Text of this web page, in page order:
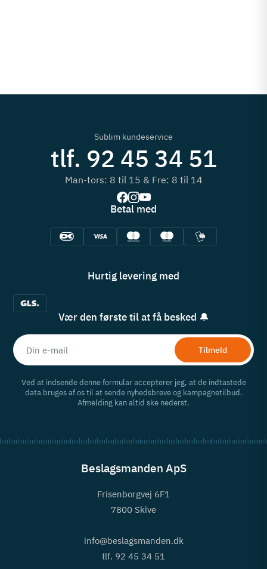
Sublim kundeservice
tlf. 92 45 34 51
Man-tors: 8 til 15 & Fre: 8 til 14
Betal med
Hurtig levering med
Vær den første til at få besked 🔔
Tilmeld
Ved at indsende denne formular accepterer jeg, at de indtastede
data bruges af os til at sende nyhedsbreve og kampagnetilbud.
Afmelding kan altid ske nederst.
Beslagsmanden ApS
Frisenborgvej 6F1
7800 Skive
info@beslagsmanden.dk
tlf. 92 45 34 51